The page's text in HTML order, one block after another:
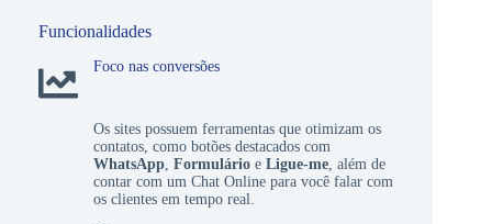
Funcionalidades
Foco nas conversões
Os sites possuem ferramentas que otimizam os
contatos, como botões destacados com
WhatsApp Formulário e Ligue-me , além de
contar com um Chat Online para você falar com
os clientes em tempo real.